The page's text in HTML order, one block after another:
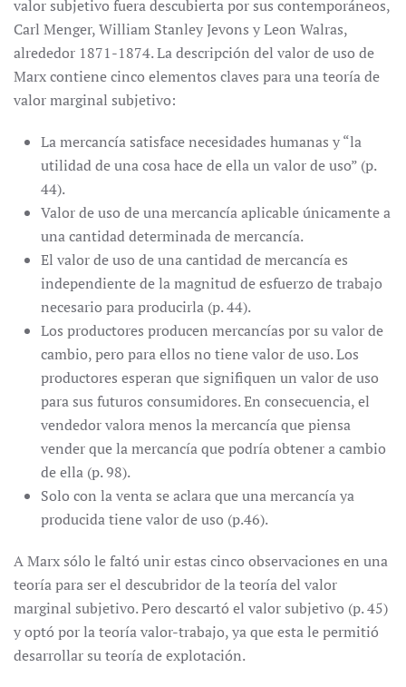
valor subjetivo fuera descubierta por sus contemporáneos,
Carl Menger, William Stanley Jevons y Leon Walras,
alrededor 1871-1874. La descripción del valor de uso de
Marx contiene cinco elementos claves para una teoría de
valor marginal subjetivo:
La mercancía satisface necesidades humanas y “la
utilidad de una cosa hace de ella un valor de uso” (p.
44).
Valor de uso de una mercancía aplicable únicamente a
una cantidad determinada de mercancía.
El valor de uso de una cantidad de mercancía es
independiente de la magnitud de esfuerzo de trabajo
necesario para producirla (p. 44).
Los productores producen mercancías por su valor de
cambio, pero para ellos no tiene valor de uso. Los
productores esperan que signifiquen un valor de uso
para sus futuros consumidores. En consecuencia, el
vendedor valora menos la mercancía que piensa
vender que la mercancía que podría obtener a cambio
de ella (p. 98).
Solo con la venta se aclara que una mercancía ya
producida tiene valor de uso (p.46).
A Marx sólo le faltó unir estas cinco observaciones en una
teoría para ser el descubridor de la teoría del valor
marginal subjetivo. Pero descartó el valor subjetivo (p. 45)
y optó por la teoría valor-trabajo, ya que esta le permitió
desarrollar su teoría de explotación.